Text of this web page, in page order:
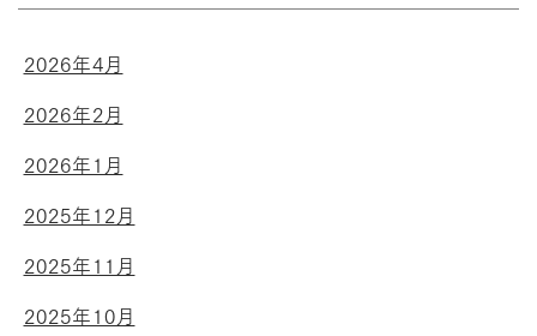
2026年4月
2026年2月
2026年1月
2025年12月
2025年11月
2025年10月